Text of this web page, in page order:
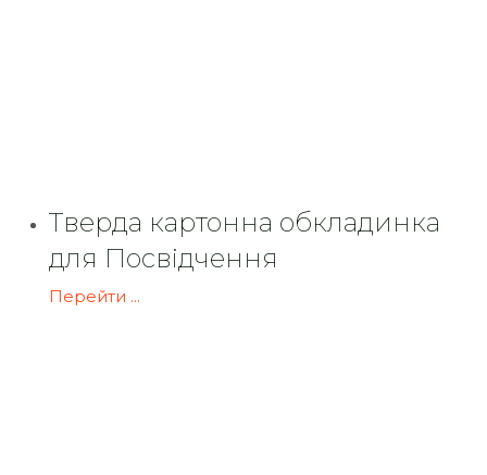
Тверда картонна обкладинка
для Посвідчення
Перейти ...